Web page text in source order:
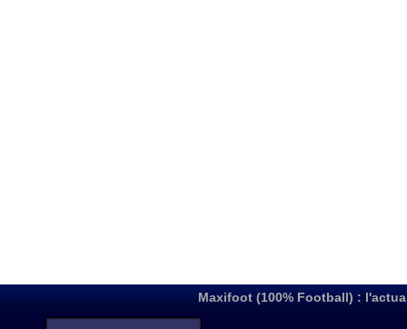
Maxifoot (100% Football) :